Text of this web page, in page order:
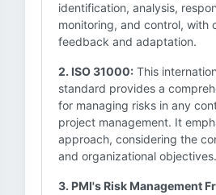
identification, analysis,
monitoring, and control, with
feedback and adaptation.
2. ISO 31000: This
standard provides a
for managing risks in any
project management. It
approach, considering the
and organizational objectives.
3. PMI's Risk Management